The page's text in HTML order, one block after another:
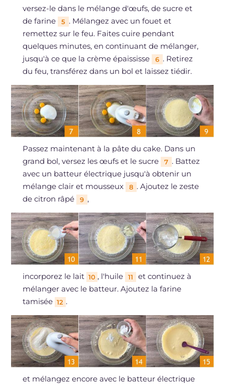
versez-le dans le mélange d'œufs, de sucre et
de farine
5 . Mélangez avec un fouet et
remettez sur le feu. Faites cuire pendant
quelques minutes, en continuant de mélanger,
jusqu'à ce que la crème épaississe
6 . Retirez
du feu, transférez dans un bol et laissez tiédir.
Passez maintenant à la pâte du cake. Dans un
grand bol, versez les œufs et le sucre
7 . Battez
avec un batteur électrique jusqu'à obtenir un
mélange clair et mousseux
8 . Ajoutez le zeste
de citron râpé
9 ,
incorporez le lait 10 , l'huile 11
et continuez à
mélanger avec le batteur. Ajoutez la farine
tamisée 12 .
et mélangez encore avec le batteur électrique